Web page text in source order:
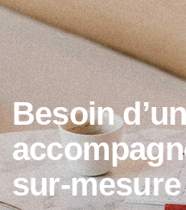
Besoin d’u
accompagn
sur-mesure